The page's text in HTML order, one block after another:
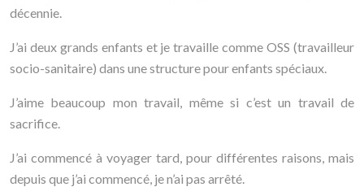
décennie.
J’ai deux grands enfants et je travaille comme OSS (travailleur
socio-sanitaire) dans une structure pour enfants spéciaux.
J’aime beaucoup mon travail, même si c’est un travail de
sacrifice.
J’ai commencé à voyager tard, pour différentes raisons, mais
depuis que j’ai commencé, je n’ai pas arrêté.